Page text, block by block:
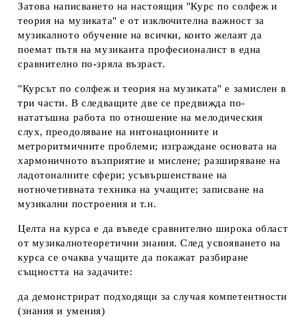
Затова написването на настоящия "Курс по солфеж и
теория на музиката" е от изключителна важност за
музикалното обучение на всички, които желаят да
поемат пътя на музиканта професионалист в една
сравнително по-зряла възраст.
"Курсът по солфеж и теория на музиката" е замислен в
три части. В следващите две се предвижда по-
нататъшна работа по отношение на мелодическия
слух, преодоляване на интонационните и
метроритмичните проблеми; изграждане основата на
хармоничното възприятие и мислене; разширяване на
ладотоналните сфери; усъвършенстване на
нотночетивната техника на учащите; записване на
музикални построения и т.н.
Целта на курса е да въведе сравнително широка област
от музикалнотеоретични знания. След усвояването на
курса се очаква учащите да покажат разбиране
същността на задачите:
да демонстрират подходящи за случая компетентности
(знания и умения)